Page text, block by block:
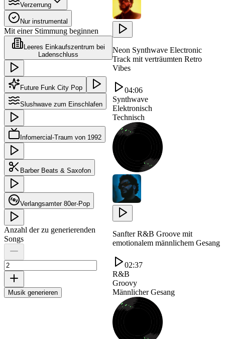
Verzerrung
Nur instrumental
Mit einer Stimmung beginnen
Leeres Einkaufszentrum bei
Ladenschluss
Future Funk City Pop
Slushwave zum Einschlafen
Infomercial-Traum von 1992
Barber Beats & Saxofon
Verlangsamter 80er-Pop
Anzahl der zu generierenden
Songs
Musik generieren
Neon Synthwave Electronic
Track mit verträumten Retro
Vibes
04:06
Synthwave
Elektronisch
Technisch
Sanfter R&B Groove mit
emotionalem männlichem Gesang
02:37
R&B
Groovy
Männlicher Gesang